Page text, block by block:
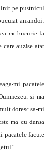
pe pustnicul
amandoi:
cu bucurie la
care auzise atat
mi pacatele
si ma
doresc sa-mi
ma cu dansa
pacatele facute